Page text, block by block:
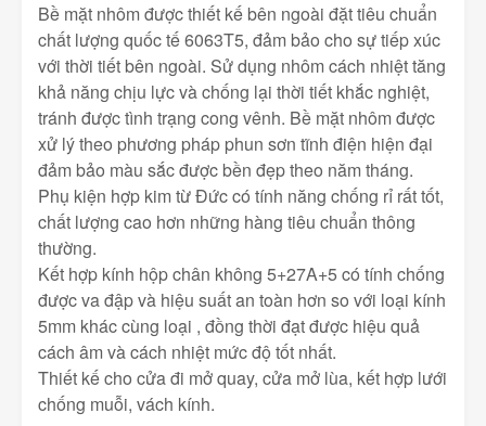
Bề mặt nhôm được thiết kế bên ngoài đặt tiêu chuẩn
chất lượng quốc tế 6063T5, đảm bảo cho sự tiếp xúc
với thời tiết bên ngoài. Sử dụng nhôm cách nhiệt tăng
khả năng chịu lực và chống lại thời tiết khắc nghiệt,
tránh được tình trạng cong vênh. Bề mặt nhôm được
xử lý theo phương pháp phun sơn tĩnh điện hiện đại
đảm bảo màu sắc được bền đẹp theo năm tháng.
Phụ kiện hợp kim từ Đức có tính năng chống rỉ rất tốt,
chất lượng cao hơn những hàng tiêu chuẩn thông
thường.
Kết hợp kính hộp chân không 5+27A+5 có tính chống
được va đập và hiệu suất an toàn hơn so với loại kính
5mm khác cùng loại , đồng thời đạt được hiệu quả
cách âm và cách nhiệt mức độ tốt nhất.
Thiết kế cho cửa đi mở quay, cửa mở lùa, kết hợp lưới
chống muỗi, vách kính.